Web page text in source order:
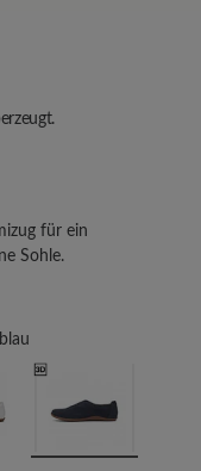
für ein
Sohle.